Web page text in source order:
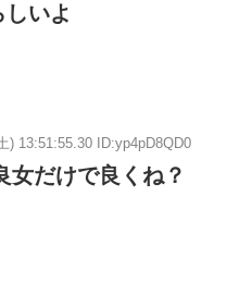
いよ
) 13:51:55.30 ID:yp4pD8QD0
女だけで良くね？